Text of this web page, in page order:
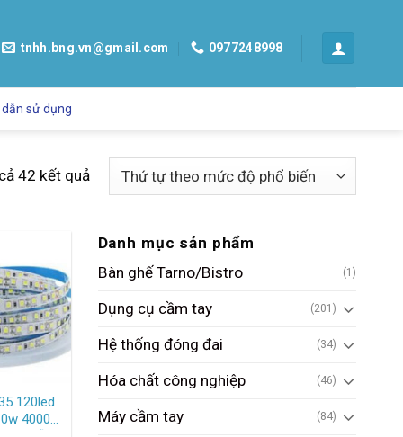
tnhh.bng.vn@gmail.com 0977248998
dẫn sử dụng
42 kết quả
120led
4000k,
Danh mục sản phẩm
Bàn ghế Tarno/Bistro
(1)
Dụng cụ cầm tay (201)
Hệ thống đóng đai (34)
Hóa chất công nghiệp (46)
Máy cầm tay (84)